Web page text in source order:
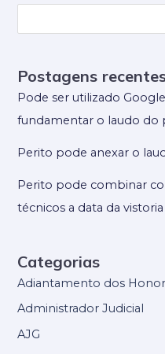
Postagens
Pode ser utilizado
fundamentar o laudo do
Perito pode anexar o
Perito pode combinar
técnicos a data da
Categorias
Adiantamento dos
Administrador Judicial
AJG